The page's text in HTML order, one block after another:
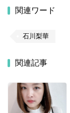
関連ワード
石川梨華
関連記事